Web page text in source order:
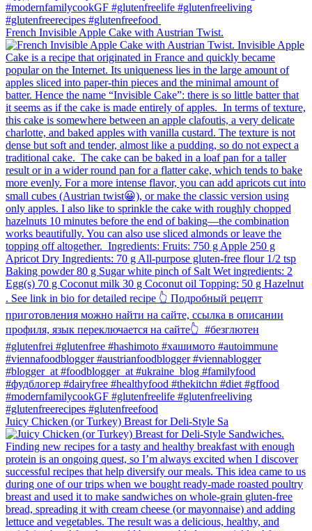
French Invisible Apple Cake with Austrian Twist.⁠
Juicy Chicken (or Turkey) Breast for Deli-Style Sa